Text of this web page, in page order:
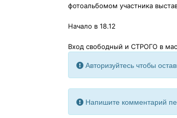
фотоальбомом участника
Начало в 18.12
Вход свободный и СТРОГО в
Авторизуйтесь чтобы
Напишите комментарий